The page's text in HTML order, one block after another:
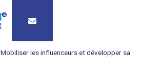
Mobiliser les influenceurs et développer sa